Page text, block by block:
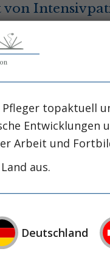
von
Arbeiten in
Versorgung
nur diesen Luxus
führt
dabei die
Jahr 2012
topaktuell
Entwicklungen
Arbeit und
aus.
Deutschland